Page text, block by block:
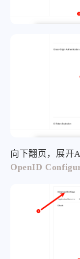
向下翻页，展开
OpenID